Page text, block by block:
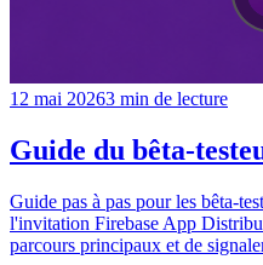
12 mai 20263 min de lecture
Guide du bêta-
Guide pas à pas pour les bêta-
l'invitation Firebase App
parcours principaux et de